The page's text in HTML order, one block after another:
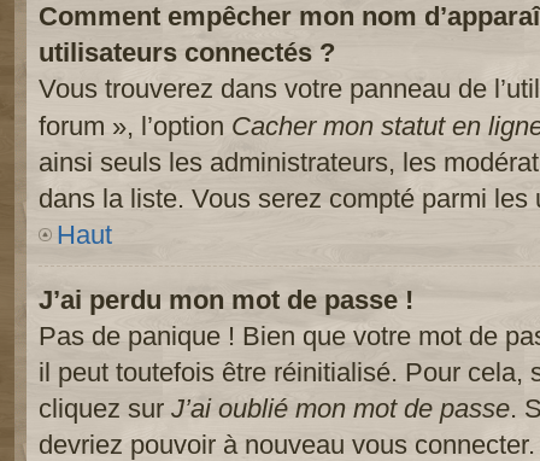
Comment empêcher mon nom
utilisateurs connectés ?
Vous trouverez dans votre panneau de
forum », l’option Cacher mon statut en
ainsi seuls les administrateurs, les
dans la liste. Vous serez compté parmi
Haut
J’ai perdu mon mot de passe !
Pas de panique ! Bien que votre mot de
il peut toutefois être réinitialisé. Pour cela,
cliquez sur J’ai oublié mon mot de passe.
devriez pouvoir à nouveau vous connecter.